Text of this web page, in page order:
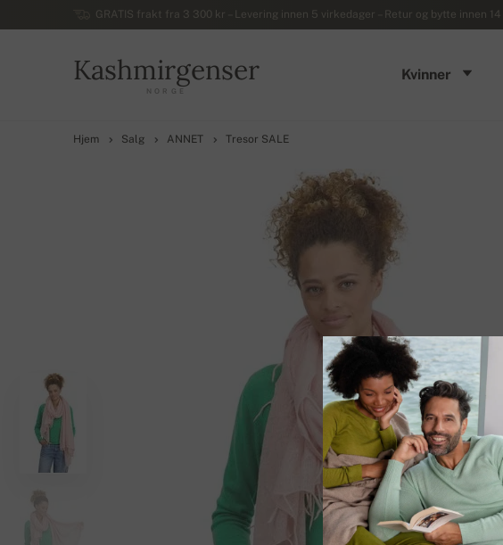
GRATIS frakt fra 3 300 kr – Levering innen 5 virkedager – Retur og bytte innen
Kashmirgenser
NORGE
Kvinner
Hjem Salg ANNET Tresor SALE